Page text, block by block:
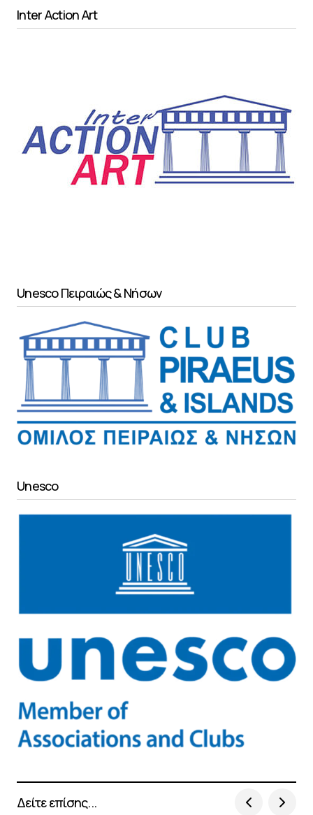
Inter Action Art
Unesco Πειραιώς & Νήσων
Unesco
Δείτε επίσης...